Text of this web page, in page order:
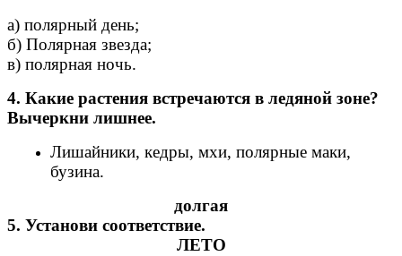
а) полярный день;
б) Полярная звезда;
в) полярная ночь.
4. Какие растения встречаются в ледяной зоне?
Вычеркни лишнее.
Лишайники, кедры, мхи, полярные маки,
бузина.
долгая
5. Установи соответствие.
ЛЕТО